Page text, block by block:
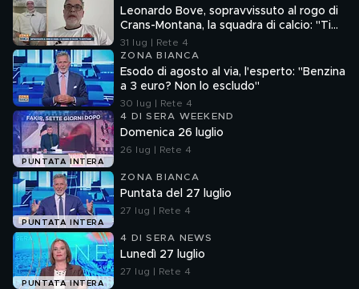
Leonardo Bove, sopravvissuto al rogo di
Crans-Montana, la squadra di calcio: "Ti
aspettiamo"
31 lug | Rete 4
ZONA BIANCA
Esodo di agosto al via, l'esperto: "Benzina
a 3 euro? Non lo escludo"
30 lug | Rete 4
PUNTATA INTERA
4 DI SERA WEEKEND
Domenica 26 luglio
26 lug | Rete 4
PUNTATA INTERA
ZONA BIANCA
Puntata del 27 luglio
27 lug | Rete 4
PUNTATA INTERA
4 DI SERA NEWS
Lunedì 27 luglio
27 lug | Rete 4